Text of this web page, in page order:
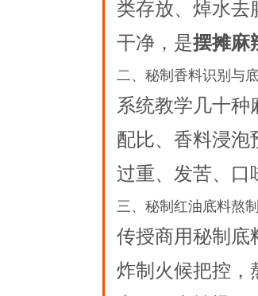
类存放、焯水去
干净，是摆摊麻
二、秘制香料识别与
系统教学几十种
配比、香料浸泡
过重、发苦、口
三、秘制红油底料熬
传授商用秘制底
炸制火候把控，